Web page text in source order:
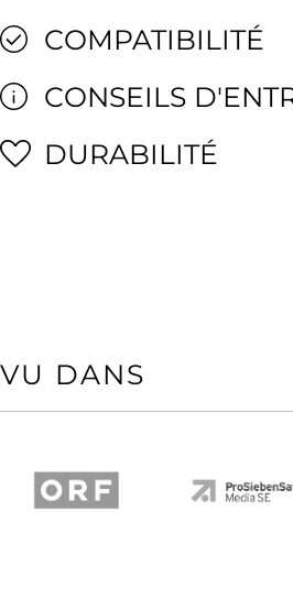
COMPATIBILITÉ
CONSEILS
DURABILITÉ
VU DANS